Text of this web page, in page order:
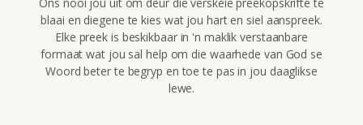
blaai en diegene te kies wat jou hart en siel aanspreek.
Elke preek is beskikbaar in 'n maklik verstaanbare
formaat wat jou sal help om die waarhede van God se
Woord beter te begryp en toe te pas in jou daaglikse
lewe.